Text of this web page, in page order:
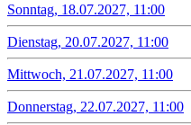
Sonntag, 18.07.2027, 11:00
Dienstag, 20.07.2027, 11:00
Mittwoch, 21.07.2027, 11:00
Donnerstag, 22.07.2027, 11:00